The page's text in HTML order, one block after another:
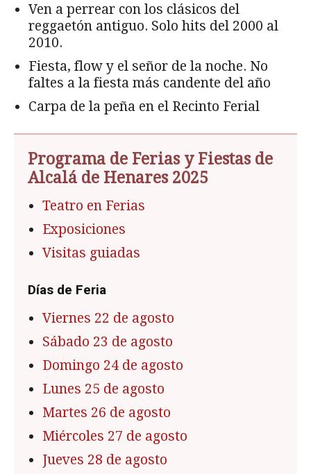
Ven a perrear con los clásicos del
reggaetón antiguo. Solo hits del 2000 al
2010.
Fiesta, flow y el señor de la noche. No
faltes a la fiesta más candente del año
Carpa de la peña en el Recinto Ferial
Programa de Ferias y Fiestas de
Alcalá de Henares 2025
Teatro en Ferias
Exposiciones
Visitas guiadas
Días de Feria
Viernes 22 de agosto
Sábado 23 de agosto
Domingo 24 de agosto
Lunes 25 de agosto
Martes 26 de agosto
Miércoles 27 de agosto
Jueves 28 de agosto